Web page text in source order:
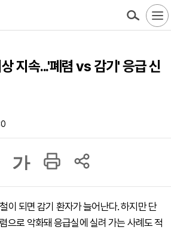
지속...'폐렴 vs 감기' 응급 신
가
이 되면 감기 환자가 늘어난다. 하지만 단
으로 악화돼 응급실에 실려 가는 사례도 적